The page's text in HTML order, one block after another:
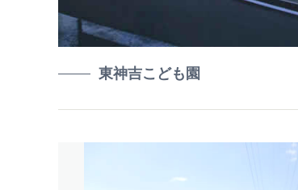
東神吉こども園